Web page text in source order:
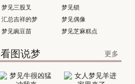
时出现
梦见三股叉
梦见锁
汇总吉祥的梦
梦见偶像
梦见豌豆苗
梦见芝麻糕点
看图说梦 更多